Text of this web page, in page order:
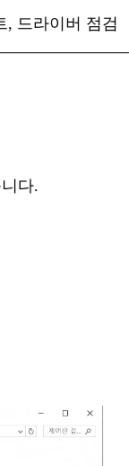
, 드라이버 점검
다.